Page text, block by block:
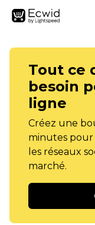
Tout ce
besoin
ligne
Créez une
minutes pour
les réseaux
marché.